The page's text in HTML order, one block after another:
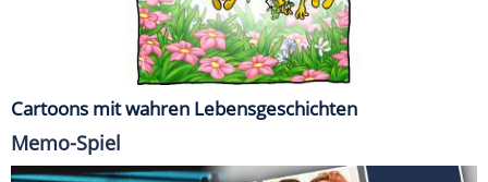
Cartoons mit wahren Lebensgeschichten
Memo-Spiel